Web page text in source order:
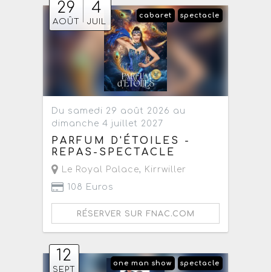
29
AOÛT
4
JUIL
spectacle
cabaret
Du samedi 29 août 2026 au
dimanche 4 juillet 2027
PARFUM D'ÉTOILES -
REPAS-SPECTACLE
Le Royal Palace, Kirrwiller
108 Euros
RÉSERVER SUR FNAC.COM
12
SEPT
spectacle
one man show